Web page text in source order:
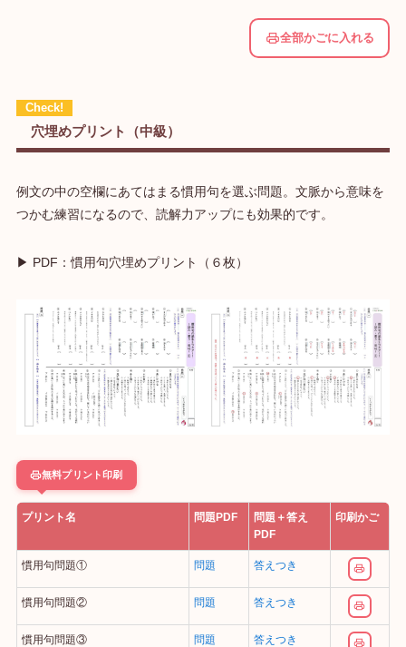
全部かごに入れる
穴埋めプリント（中級）
例文の中の空欄にあてはまる慣用句を選ぶ問題。文脈から意味を
つかむ練習になるので、読解力アップにも効果的です。
▶ PDF：慣用句穴埋めプリント（６枚）
無料プリント印刷
プリント名 問題PDF
問題＋答え
PDF
印刷かご
慣用句問題① 問題 答えつき
慣用句問題② 問題 答えつき
慣用句問題③ 問題 答えつき